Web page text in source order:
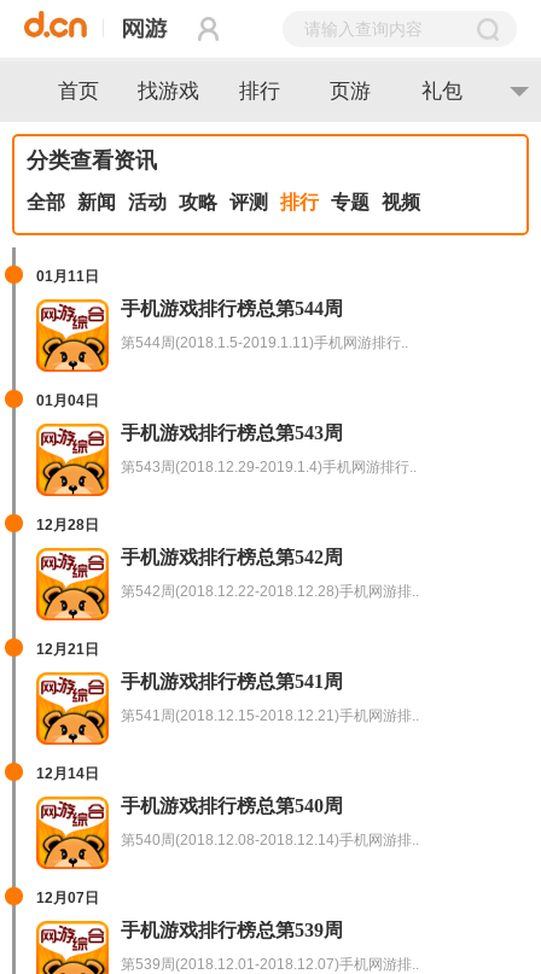
首页 找游戏 排行 页游 礼包
分类查看资讯
全部 新闻 活动 攻略 评测 排行 专题 视频
01月11日
手机游戏排行榜总第544周
第544周(2018.1.5-2019.1.11)手机网游排行..
01月04日
手机游戏排行榜总第543周
第543周(2018.12.29-2019.1.4)手机网游排行..
12月28日
手机游戏排行榜总第542周
第542周(2018.12.22-2018.12.28)手机网游排..
12月21日
手机游戏排行榜总第541周
第541周(2018.12.15-2018.12.21)手机网游排..
12月14日
手机游戏排行榜总第540周
第540周(2018.12.08-2018.12.14)手机网游排..
12月07日
手机游戏排行榜总第539周
第539周(2018.12.01-2018.12.07)手机网游排..